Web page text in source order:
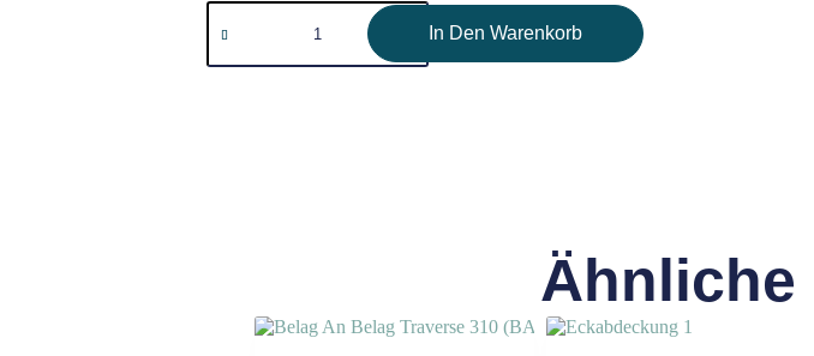
In Den Warenkorb
Ähnliche